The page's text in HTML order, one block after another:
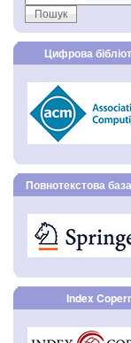
Цифрова
Повнотекстова
Index